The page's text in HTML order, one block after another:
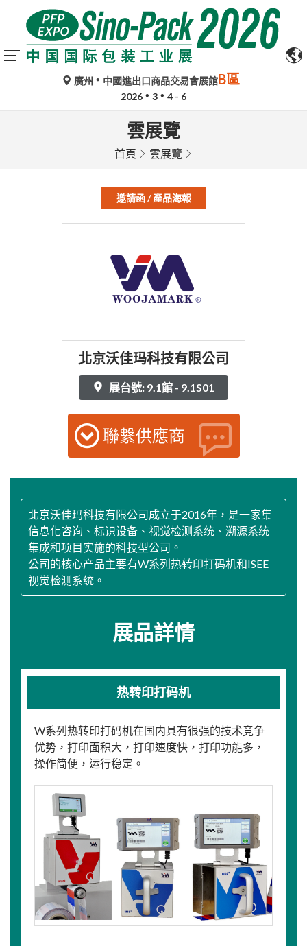
廣州 中國進出口商品交易會展館B區
2026 3 4 - 6
雲展覽
首頁 雲展覽
邀請函 / 產品海報
北京沃佳玛科技有限公司
展台號: 9.1館 - 9.1S01
聯繫供應商
北京沃佳玛科技有限公司成立于2016年，是一家集
信息化咨询、标识设备、视觉检测系统、溯源系统
集成和项目实施的科技型公司。
公司的核心产品主要有W系列热转印打码机和ISEE
视觉检测系统。
展品詳情
热转印打码机
W系列热转印打码机在国内具有很强的技术竞争
优势，打印面积大，打印速度快，打印功能多，
操作简便，运行稳定。